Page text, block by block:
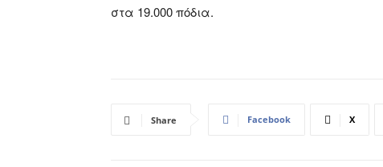
στα 19.000 πόδια.
Share Facebook X